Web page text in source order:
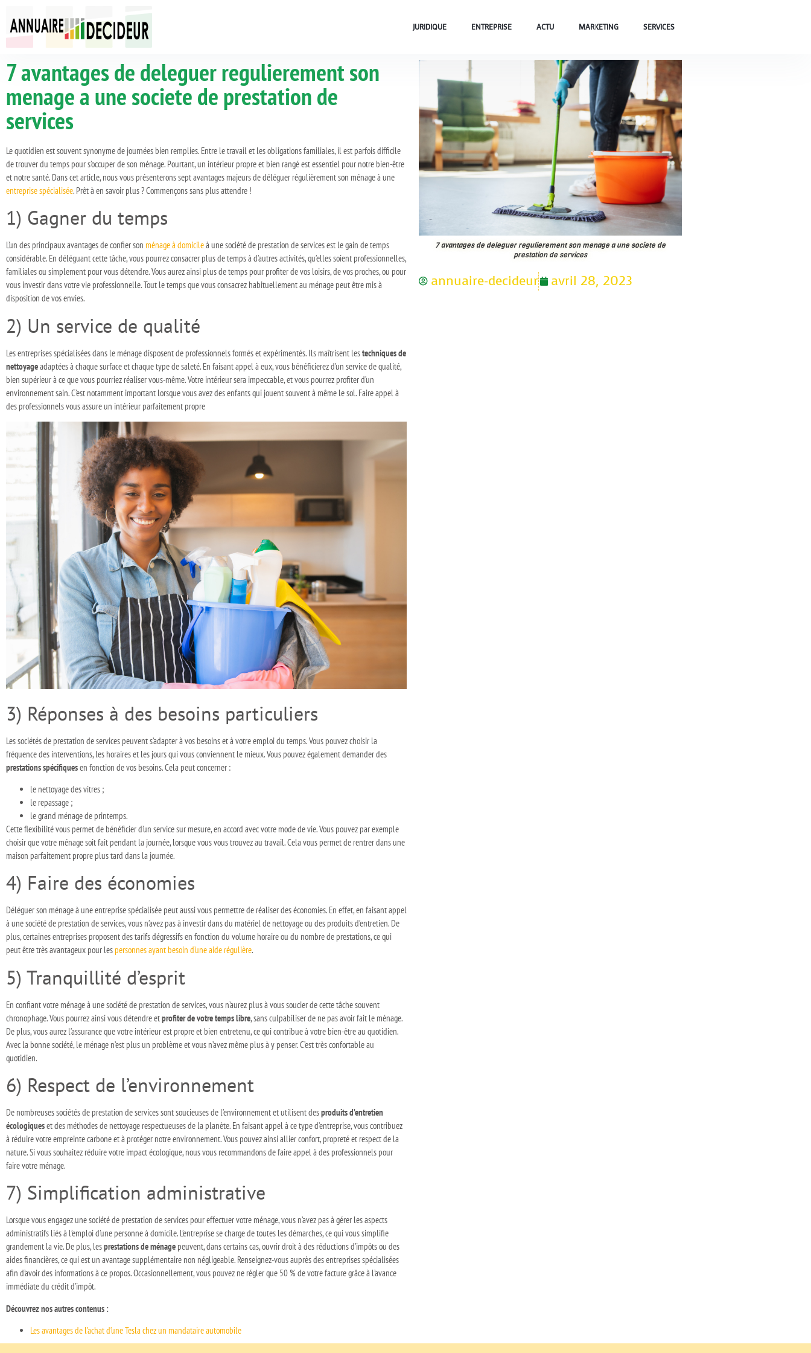
JURIDIQUE ENTREPRISE ACTU MARKETING SERVICES
7 avantages de deleguer regulierement son
menage a une societe de prestation de
services
Le quotidien est souvent synonyme de journées bien remplies. Entre le travail et les obligations familiales, il est parfois difficile
de trouver du temps pour s’occuper de son ménage. Pourtant, un intérieur propre et bien rangé est essentiel pour notre bien-être
et notre santé. Dans cet article, nous vous présenterons sept avantages majeurs de déléguer régulièrement son ménage à une
entreprise spécialisée. Prêt à en savoir plus ? Commençons sans plus attendre !
1) Gagner du temps
L’un des principaux avantages de confier son ménage à domicileà une société de prestation de services est le gain de temps
considérable. En déléguant cette tâche, vous pourrez consacrer plus de temps à d’autres activités, qu’elles soient professionnelles,
familiales ou simplement pour vous détendre. Vous aurez ainsi plus de temps pour profiter de vos loisirs, de vos proches, ou pour
vous investir dans votre vie professionnelle. Tout le temps que vous consacrez habituellement au ménage peut être mis à
disposition de vos envies.
2) Un service de qualité
Les entreprises spécialisées dans le ménage disposent de professionnels formés et expérimentés. Ils maîtrisent lestechniques de
nettoyageadaptées à chaque surface et chaque type de saleté. En faisant appel à eux, vous bénéficierez d’un service de qualité,
bien supérieur à ce que vous pourriez réaliser vous-même. Votre intérieur sera impeccable, et vous pourrez profiter d’un
environnement sain. C’est notamment important lorsque vous avez des enfants qui jouent souvent à même le sol. Faire appel à
des professionnels vous assure un intérieur parfaitement propre
3) Réponses à des besoins particuliers
Les sociétés de prestation de services peuvent s’adapter à vos besoins et à votre emploi du temps. Vous pouvez choisir la
fréquence des interventions, les horaires et les jours qui vous conviennent le mieux. Vous pouvez également demander des
prestations spécifiquesen fonction de vos besoins. Cela peut concerner :
le nettoyage des vitres ;
le repassage ;
le grand ménage de printemps.
Cette flexibilité vous permet de bénéficier d’un service sur mesure, en accord avec votre mode de vie. Vous pouvez par exemple
choisir que votre ménage soit fait pendant la journée, lorsque vous vous trouvez au travail. Cela vous permet de rentrer dans une
maison parfaitement propre plus tard dans la journée.
4) Faire des économies
Déléguer son ménage à une entreprise spécialisée peut aussi vous permettre de réaliser des économies. En effet, en faisant appel
à une société de prestation de services, vous n’avez pas à investir dans du matériel de nettoyage ou des produits d’entretien. De
plus, certaines entreprises proposent des tarifs dégressifs en fonction du volume horaire ou du nombre de prestations, ce qui
peut être très avantageux pour lespersonnes ayant besoin d’une aide régulière.
5) Tranquillité d’esprit
En confiant votre ménage à une société de prestation de services, vous n’aurez plus à vous soucier de cette tâche souvent
chronophage. Vous pourrez ainsi vous détendre etprofiter de votre temps libre, sans culpabiliser de ne pas avoir fait le ménage.
De plus, vous aurez l’assurance que votre intérieur est propre et bien entretenu, ce qui contribue à votre bien-être au quotidien.
Avec la bonne société, le ménage n’est plus un problème et vous n’avez même plus à y penser. C’est très confortable au
quotidien.
6) Respect de l’environnement
De nombreuses sociétés de prestation de services sont soucieuses de l’environnement et utilisent desproduits d’entretien
écologiqueset des méthodes de nettoyage respectueuses de la planète. En faisant appel à ce type d’entreprise, vous contribuez
à réduire votre empreinte carbone et à protéger notre environnement. Vous pouvez ainsi allier confort, propreté et respect de la
nature. Si vous souhaitez réduire votre impact écologique, nous vous recommandons de faire appel à des professionnels pour
faire votre ménage.
7) Simplification administrative
Lorsque vous engagez une société de prestation de services pour effectuer votre ménage, vous n’avez pas à gérer les aspects
administratifs liés à l’emploi d’une personne à domicile. L’entreprise se charge de toutes les démarches, ce qui vous simplifie
grandement la vie. De plus, lesprestations de ménage peuvent, dans certains cas, ouvrir droit à des réductions d’impôts ou des
aides financières, ce qui est un avantage supplémentaire non négligeable. Renseignez-vous auprès des entreprises spécialisées
afin d’avoir des informations à ce propos. Occasionnellement, vous pouvez ne régler que 50 % de votre facture grâce à l’avance
immédiate du crédit d’impôt.
Découvrez nos autres contenus :
Les avantages de l’achat d’une Tesla chez un mandataire automobile
7 avantages de deleguer regulierement son menage a une societe de
prestation de services
annuaire-decideur avril 28, 2023